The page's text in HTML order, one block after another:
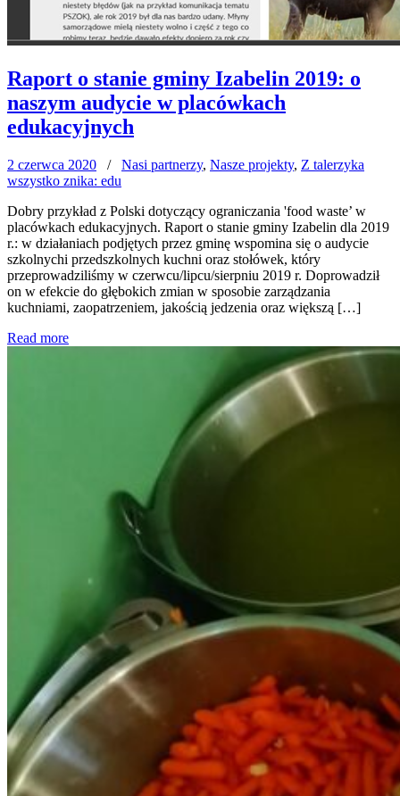
Raport o stanie gminy Izabelin 2019: o
naszym audycie w placówkach
edukacyjnych
2 czerwca 2020 / Nasi partnerzy, Nasze projekty, Z talerzyka
wszystko znika: edu
Dobry przykład z Polski dotyczący ograniczania 'food waste’ w
placówkach edukacyjnych. Raport o stanie gminy Izabelin dla 2019
r.: w działaniach podjętych przez gminę wspomina się o audycie
szkolnychi przedszkolnych kuchni oraz stołówek, który
przeprowadziliśmy w czerwcu/lipcu/sierpniu 2019 r. Doprowadził
on w efekcie do głębokich zmian w sposobie zarządzania
kuchniami, zaopatrzeniem, jakością jedzenia oraz większą […]
Read more